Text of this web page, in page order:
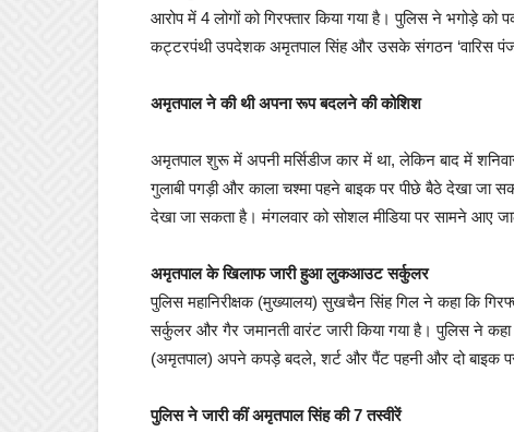
आरोप में 4 लोगों को गिरफ्तार किया गया है। पुलिस ने भगोड़े
कट्टरपंथी उपदेशक अमृतपाल सिंह और उसके संगठन ‘वारिस
अमृतपाल ने की थी अपना रूप बदलने की कोशिश
अमृतपाल शुरू में अपनी मर्सिडीज कार में था, लेकिन बाद में
गुलाबी पगड़ी और काला चश्मा पहने बाइक पर पीछे बैठे देखा
देखा जा सकता है। मंगलवार को सोशल मीडिया पर सामने आए
अमृतपाल के खिलाफ जारी हुआ लुकआउट सर्कुलर
पुलिस महानिरीक्षक (मुख्यालय) सुखचैन सिंह गिल ने कहा कि
सर्कुलर और गैर जमानती वारंट जारी किया गया है। पुलिस ने
(अमृतपाल) अपने कपड़े बदले, शर्ट और पैंट पहनी और दो बाइक पर
पुलिस ने जारी कीं अमृतपाल सिंह की 7 तस्वीरें